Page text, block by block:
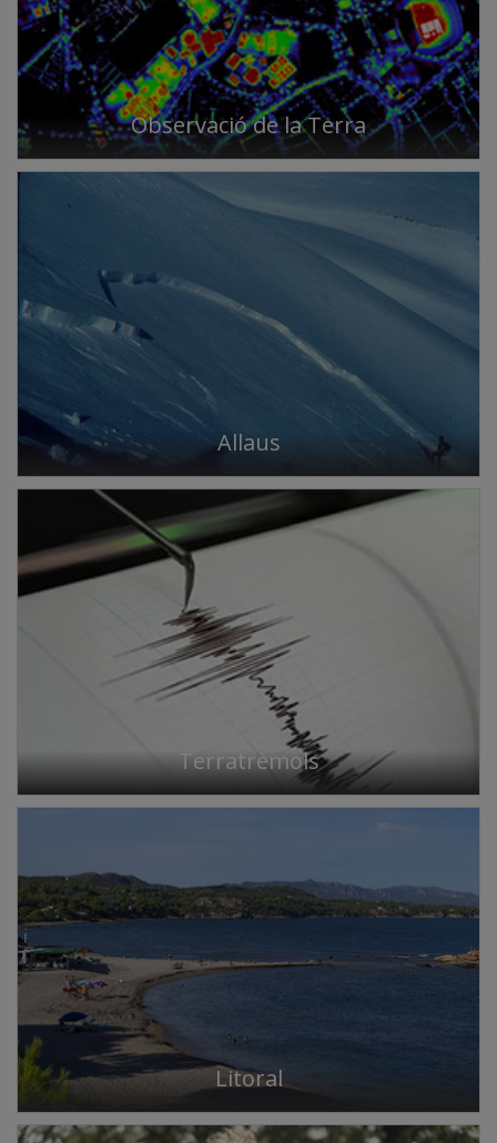
Observació de la Terra
Allaus
Terratrèmols
Litoral